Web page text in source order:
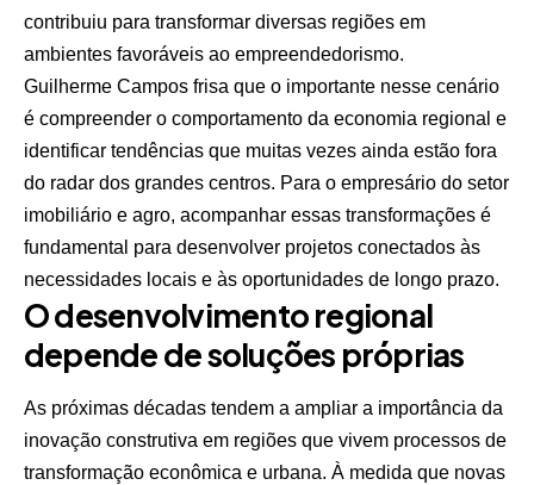
contribuiu para transformar diversas regiões em
ambientes favoráveis ao empreendedorismo.
Guilherme Campos frisa que o importante nesse cenário
é compreender o comportamento da economia regional e
identificar tendências que muitas vezes ainda estão fora
do radar dos grandes centros. Para o empresário do setor
imobiliário e agro, acompanhar essas transformações é
fundamental para desenvolver projetos conectados às
necessidades locais e às oportunidades de longo prazo.
O desenvolvimento regional
depende de soluções próprias
As próximas décadas tendem a ampliar a importância da
inovação construtiva em regiões que vivem processos de
transformação econômica e urbana. À medida que novas